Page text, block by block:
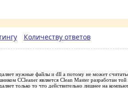
Количеству ответов
нужные файлы и dll а потому не может
CCleaner является Clean Master разработан
только то что действительно лишнее на